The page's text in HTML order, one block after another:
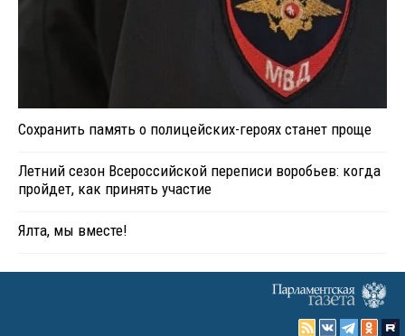
Сохранить память о полицейских-героях станет проще
Летний сезон Всероссийской переписи воробьев: когда
пройдет, как принять участие
Ялта, мы вместе!